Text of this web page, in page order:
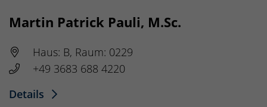
Martin Patrick Pauli, M.Sc.
Haus: B, Raum: 0229
+49 3683 688 4220
Details